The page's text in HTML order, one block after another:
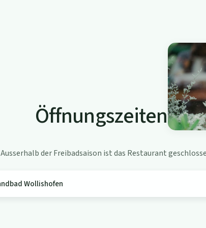
Öffnungszeiten
der Freibadsaison ist das Restaurant
Wollishofen